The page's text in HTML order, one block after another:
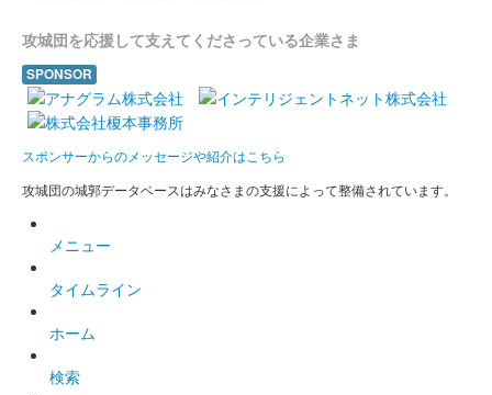
姫路城 御城印
配布終了
花水月」のチケット購入者全員に配布された御城印。特別なツア
ー参加者や対象宿泊施設に宿泊した人がもらえるクリア御城印を
姫路城 御城印
姫路城 御城印
攻城団を応援して支えてくださっている企業さま
SPONSOR
スポンサーからのメッセージや紹介はこちら
攻城団の城郭データベースはみなさまの支援によって整備されています。
メニュー
タイムライン
ホーム
検索